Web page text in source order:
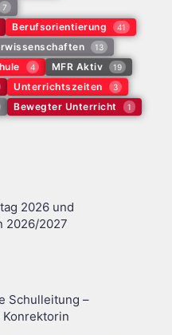
7
Berufsorientierung 41
13
4 MFR Aktiv 19
Unterrichtszeiten 3
Bewegter Unterricht 1
2026 und
2026/2027
Schulleitung –